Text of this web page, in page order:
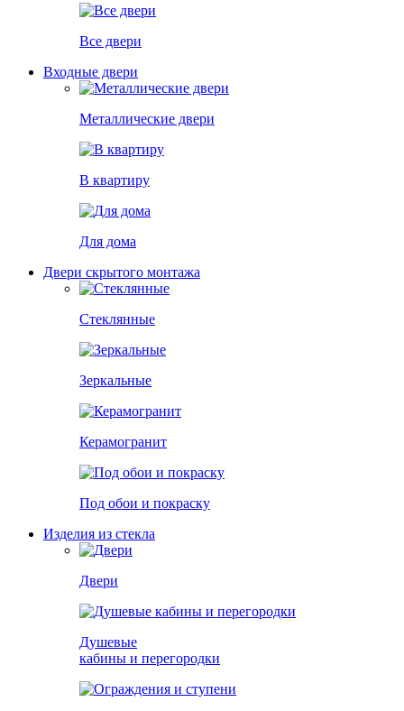
Все двери
Входные двери
Металлические двери
В квартиру
Для дома
Двери скрытого монтажа
Стеклянные
Зеркальные
Керамогранит
Под обои и покраску
Изделия из стекла
Двери
Душевые
кабины и перегородки